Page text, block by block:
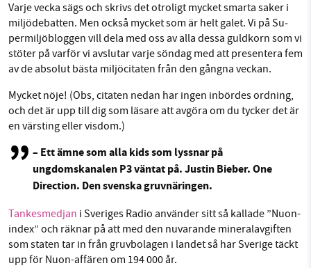
Threads LinkedIn
Varje vecka sägs och skrivs det otroligt mycket smarta saker i
mil­jö­de­bat­ten. Men också mycket som är helt galet. Vi på Su­
permil­jö­blog­gen vill dela med oss av alla dessa guldkorn som vi
stöter på varför vi avslutar varje söndag med att pre­sen­te­ra fem
av de absolut bästa mil­jö­ci­ta­ten från den gångna veckan.
Mycket nöje! (Obs, citaten nedan har ingen inbördes ordning,
och det är upp till dig som läsare att avgöra om du tycker det är
en värsting eller visdom.)
– Ett ämne som alla kids som lyssnar på
ungdomskanalen P3 väntat på. Justin Bieber. One
Direction. Den svenska gruvnäringen.
Tankesmedjan i Sveriges Radio använder sitt så kallade ”Nuon-
index” och räknar på att med den nuvarande mineralavgiften
som staten tar in från gruvbolagen i landet så har Sverige täckt
upp för Nuon-affären om 194 000 år.
SMB kämpar för en hållbar framtid. Sedan
starten 2010 har vår ideella redaktion drivit
miljödebatten framåt genom
nyhetsbevakning och granskningar. Nu vill vi
utveckla vårt arbete – och vi hoppas att du
vill hjälpa oss.
Stötta vårt arbete genom att swisha en slant till
1231368703